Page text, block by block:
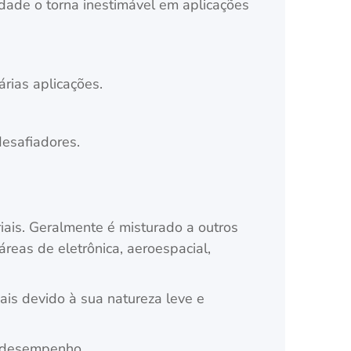
o torna inestimável em aplicações
aplicações.
Geralmente é misturado a outros
de eletrônica, aeroespacial,
devido à sua natureza leve e